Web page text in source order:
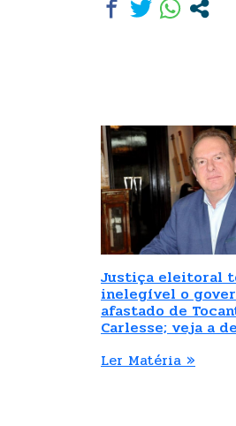
Justiça eleitoral
inelegível o
afastado de
Carlesse; veja a
Ler Matéria »